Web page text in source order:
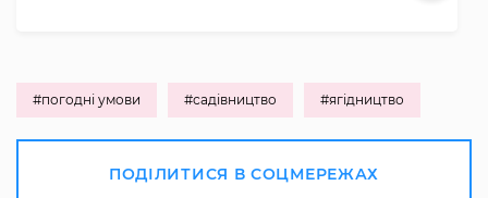
#погодні умови #садівництво #ягідництво
ПОДІЛИТИСЯ В СОЦМЕРЕЖАХ